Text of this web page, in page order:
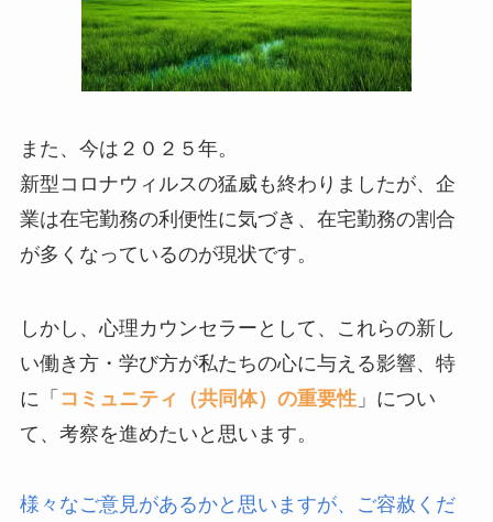
また、今は２０２５年。
新型コロナウィルスの猛威も終わりましたが、企
業は在宅勤務の利便性に気づき、在宅勤務の割合
が多くなっているのが現状です。
しかし、心理カウンセラーとして、これらの新し
い働き方・学び方が私たちの心に与える影響、特
に「 コミュニティ（共同体）の重要性」につい
て、考察を進めたいと思います。
様々なご意見があるかと思いますが、ご容赦くだ